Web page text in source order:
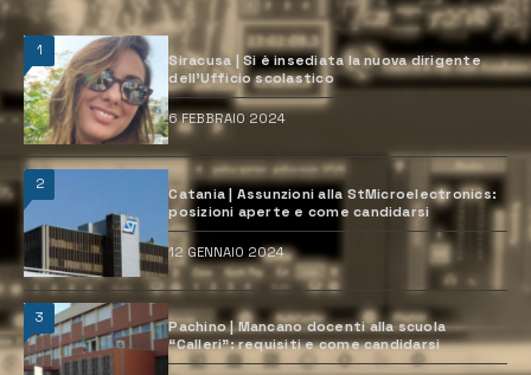
1
Siracusa | Si è insediata la nuova dirigente
dell’Ufficio scolastico
6 FEBBRAIO 2024
2
Catania | Assunzioni alla StMicroelectronics:
posizioni aperte e come candidarsi
12 GENNAIO 2024
3
Pachino | Mancano docenti alla scuola
“Calleri”: requisiti e come candidarsi